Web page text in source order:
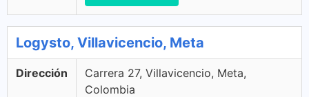
Logysto, Villavicencio, Meta
Dirección
Carrera 27, Villavicencio, Meta,
Colombia